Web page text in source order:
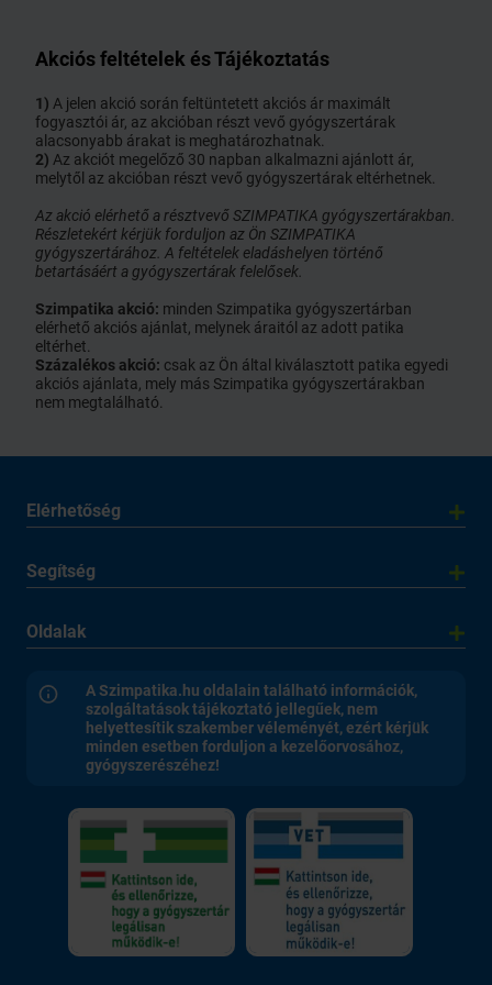
Akciós feltételek és Tájékoztatás
1) A jelen akció során feltüntetett akciós ár maximált
fogyasztói ár, az akcióban részt vevő gyógyszertárak
alacsonyabb árakat is meghatározhatnak.
2) Az akciót megelőző 30 napban alkalmazni ajánlott ár,
melytől az akcióban részt vevő gyógyszertárak eltérhetnek.
Az akció elérhető a résztvevő SZIMPATIKA gyógyszertárakban.
Részletekért kérjük forduljon az Ön SZIMPATIKA
gyógyszertárához. A feltételek eladáshelyen történő
betartásáért a gyógyszertárak felelősek.
Szimpatika akció: minden Szimpatika gyógyszertárban
elérhető akciós ajánlat, melynek áraitól az adott patika
eltérhet.
Százalékos akció: csak az Ön által kiválasztott patika egyedi
akciós ajánlata, mely más Szimpatika gyógyszertárakban
nem megtalálható.
Elérhetőség
Segítség
Oldalak
A Szimpatika.hu oldalain található információk,
szolgáltatások tájékoztató jellegűek, nem
helyettesítik szakember véleményét, ezért kérjük
minden esetben forduljon a kezelőorvosához,
gyógyszerészéhez!